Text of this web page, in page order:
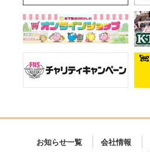
お知らせ一覧 会社情報